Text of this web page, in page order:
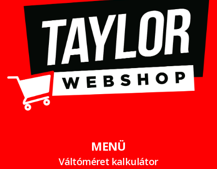
MENÜ
Váltóméret kalkulátor